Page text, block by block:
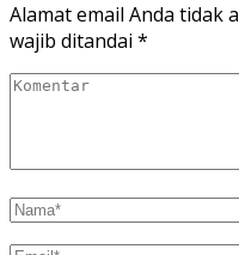
Alamat email Anda tidak
wajib ditandai *